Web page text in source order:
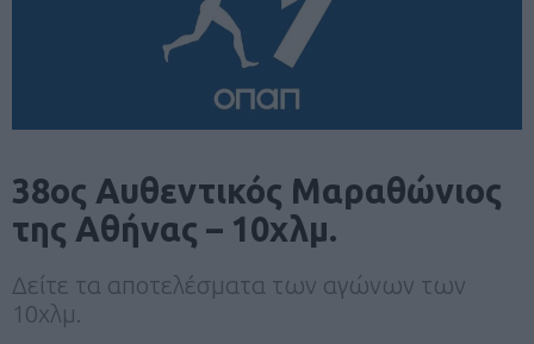
38ος Αυθεντικός Μαραθώνιος
της Αθήνας – 10χλμ.
Δείτε τα αποτελέσματα των αγώνων των
10χλμ.